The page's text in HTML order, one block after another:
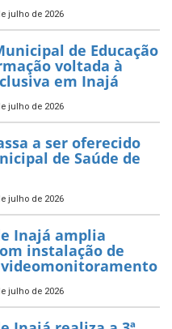
julho de 2026
de Educação
voltada à
em Inajá
julho de 2026
a ser oferecido
de Saúde de
julho de 2026
Inajá amplia
instalação de
julho de 2026